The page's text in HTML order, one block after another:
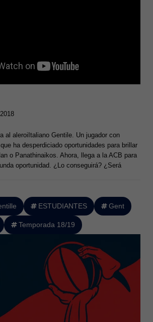
al aleroiItaliano Gentile. Un jugador con
ha desperdiciado oportunidades para brillar
o Panathinaikos. Ahora, llega a la ACB para
oportunidad. ¿Lo conseguirá? ¿Será
ESTUDIANTES Gent
Temporada 18/19